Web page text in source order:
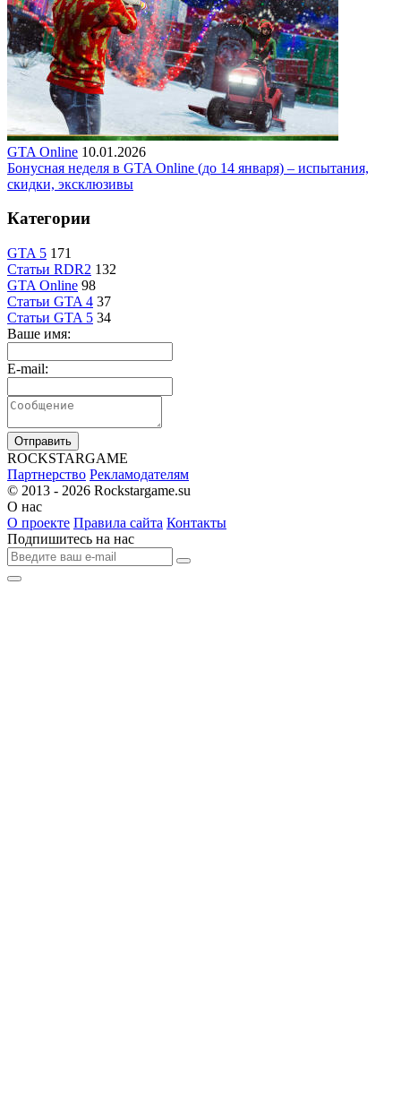
GTA Online 10.01.2026
Бонусная неделя в GTA Online (до 14 января) – испытания,
скидки, эксклюзивы
Категории
GTA 5 171
Статьи RDR2 132
GTA Online 98
Статьи GTA 4 37
Статьи GTA 5 34
Ваше имя:
E-mail:
Отправить
ROCKSTARGAME
Партнерство Рекламодателям
© 2013 - 2026 Rockstargame.su
О нас
О проекте Правила сайта Контакты
Подпишитесь на нас